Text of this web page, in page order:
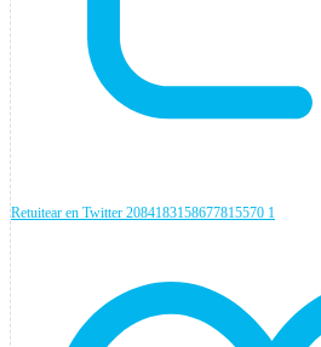
Retuitear en Twitter 2084183158677815570 1